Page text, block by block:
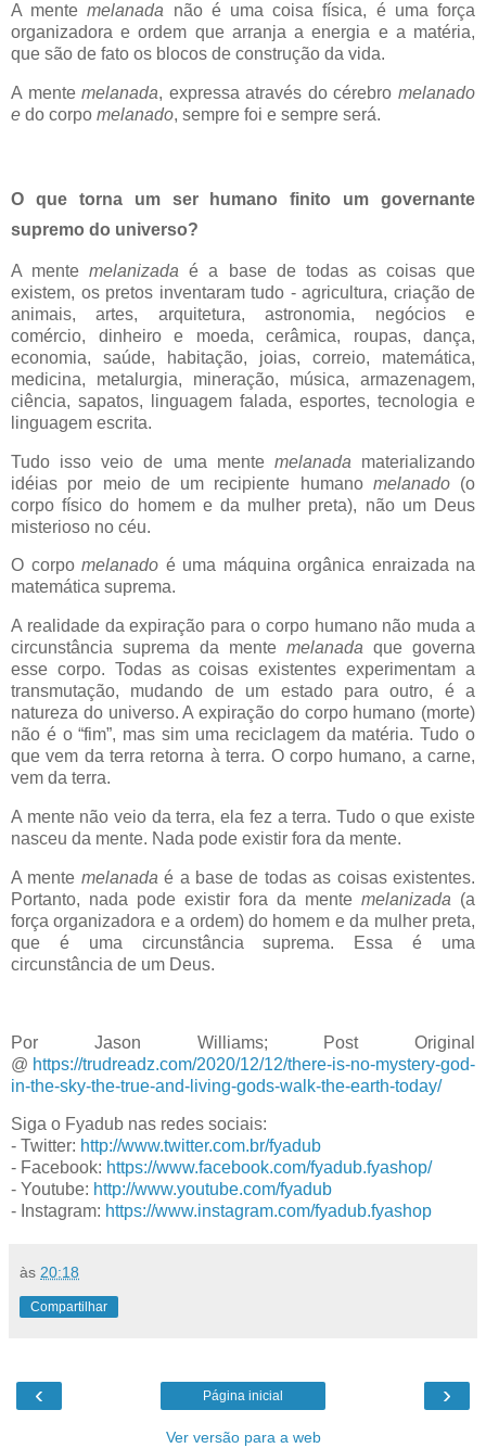
A mentemelanada não é uma coisa física, é uma força
organizadora e ordem que arranja a energia e a matéria,
que são de fato os blocos de construção da vida.
A mentemelanada, expressa através do cérebromelanado
e do corpo melanado, sempre foi e sempre será.
O que torna um ser humano finito um governante
supremo do universo?
A mentemelanizadaé a base de todas as coisas que
existem, os pretos inventaram tudo - agricultura, criação de
animais, artes, arquitetura, astronomia, negócios e
comércio, dinheiro e moeda, cerâmica, roupas, dança,
economia, saúde, habitação, joias, correio, matemática,
medicina, metalurgia, mineração, música, armazenagem,
ciência, sapatos, linguagem falada, esportes, tecnologia e
linguagem escrita.
Tudo isso veio de uma mente melanada materializando
idéias por meio de um recipiente humano melanado (o
corpo físico do homem e da mulher preta), não um Deus
misterioso no céu.
O corpo melanado é uma máquina orgânica enraizada na
matemática suprema.
A realidade da expiração para o corpo humano não muda a
circunstância suprema da mente melanada que governa
esse corpo. Todas as coisas existentes experimentam a
transmutação, mudando de um estado para outro, é a
natureza do universo. A expiração do corpo humano (morte)
não é o “fim”, mas sim uma reciclagem da matéria. Tudo o
que vem da terra retorna à terra. O corpo humano, a carne,
vem da terra.
A mente não veio da terra, ela fez a terra. Tudo o que existe
nasceu da mente. Nada pode existir fora da mente.
A mente melanadaé a base de todas as coisas existentes.
Portanto, nada pode existir fora da mente melanizada (a
força organizadora e a ordem) do homem e da mulher preta,
que é uma circunstância suprema. Essa é uma
circunstância de um Deus.
Por Jason Williams; Post Original
@ https://trudreadz.com/2020/12/12/there-is-no-mystery-god-
in-the-sky-the-true-and-living-gods-walk-the-earth-today/
Siga o Fyadub nas redes sociais:
- Twitter: http://www.twitter.com.br/fyadub
- Facebook: https://www.facebook.com/fyadub.fyashop/
- Youtube: http://www.youtube.com/fyadub
- Instagram: https://www.instagram.com/fyadub.fyashop
às 20:18
Compartilhar
‹ ›
Página inicial
Ver versão para a web